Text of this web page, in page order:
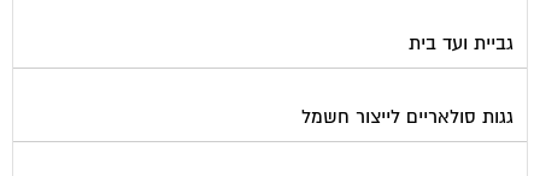
גביית ועד בית
גגות סולאריים לייצור חשמל